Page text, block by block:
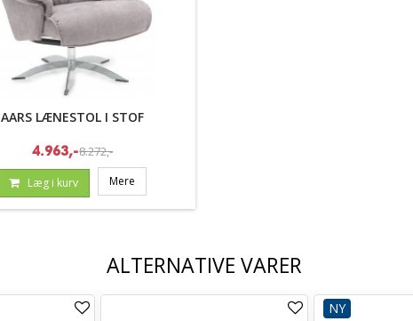
AARS LÆNESTOL I STOF
4.963,-8.272,-
Læg i kurv Mere
ALTERNATIVE VARER
NY